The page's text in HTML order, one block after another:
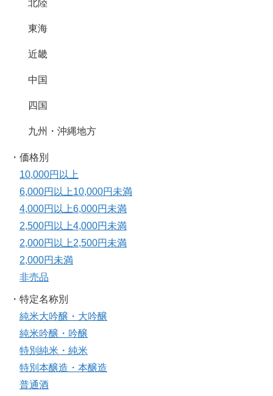
北陸
東海
近畿
中国
四国
九州・沖縄地方
・価格別
10,000円以上
6,000円以上10,000円未満
4,000円以上6,000円未満
2,500円以上4,000円未満
2,000円以上2,500円未満
2,000円未満
非売品
・特定名称別
純米大吟醸・大吟醸
純米吟醸・吟醸
特別純米・純米
特別本醸造・本醸造
普通酒